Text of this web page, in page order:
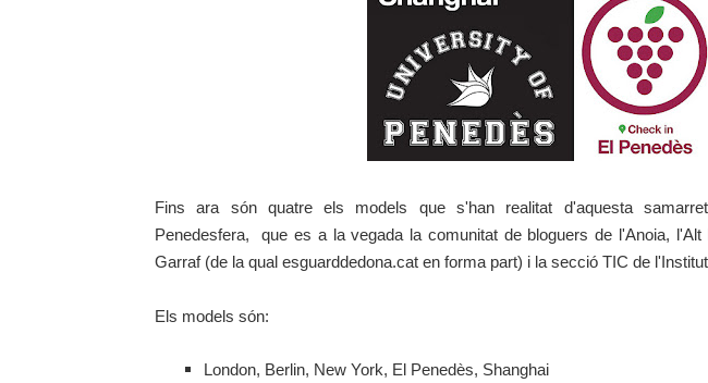
Fins ara són quatre els models que s'han realitat d'aquesta
Penedesfera, que es a la vegada la comunitat de bloguers de l'Anoia,
Garraf (de la qual esguarddedona.cat en forma part) i la secció TIC de
Els models són:
London, Berlin, New York, El Penedès, Shanghai